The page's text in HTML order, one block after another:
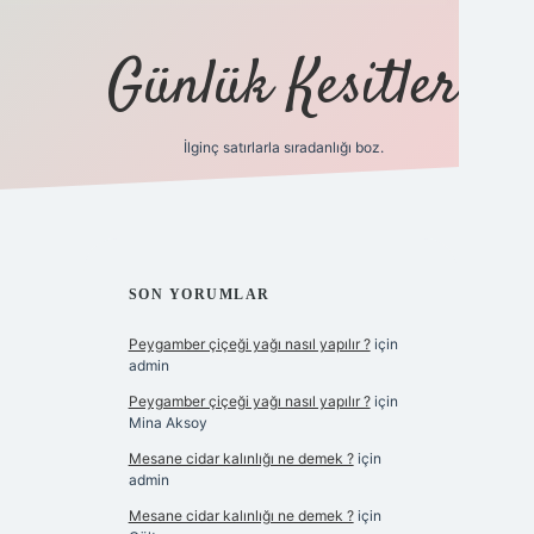
Günlük Kesitler
İlginç satırlarla sıradanlığı boz.
SIDEBAR
SON YORUMLAR
Peygamber çiçeği yağı nasıl yapılır ?için
admin
Peygamber çiçeği yağı nasıl yapılır ?için
Mina Aksoy
Mesane cidar kalınlığı ne demek ?için
admin
Mesane cidar kalınlığı ne demek ?için